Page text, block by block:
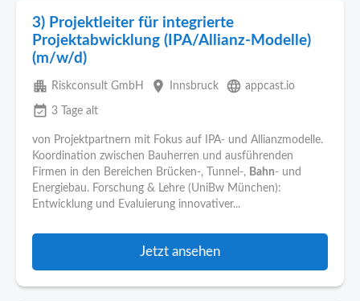
3) Projektleiter für integrierte
Projektabwicklung (IPA/Allianz-Modelle)
(m/w/d)
apartment Riskconsult GmbH place Innsbruck language appcast.io
event_available 3 Tage alt
von Projektpartnern mit Fokus auf IPA- und Allianzmodelle.
Koordination zwischen Bauherren und ausführenden
Firmen in den Bereichen Brücken-, Tunnel-, Bahn- und
Energiebau. Forschung & Lehre (UniBw München):
Entwicklung und Evaluierung innovativer...
Jetzt ansehen